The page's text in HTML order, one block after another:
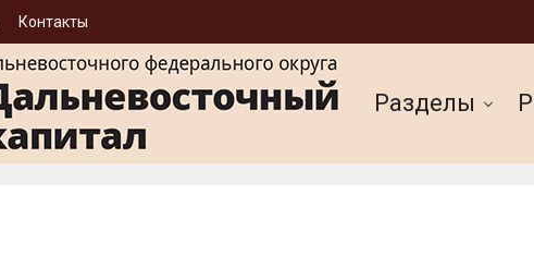
Контакты
Разделы